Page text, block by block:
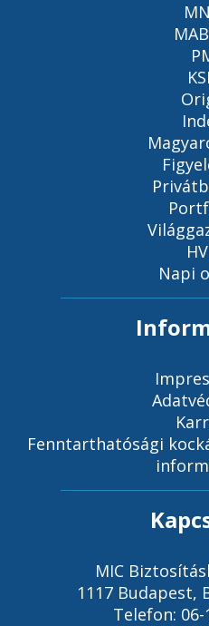
Napi
Fenntarthatósági
MIC
1117 Budapest,
Telefon: